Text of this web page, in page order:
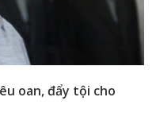
oan, đẩy tội cho